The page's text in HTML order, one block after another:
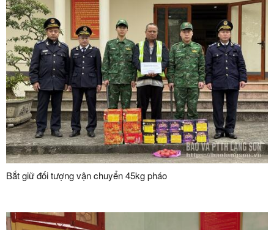
Bắt giữ đối tượng vận chuyển 45kg pháo